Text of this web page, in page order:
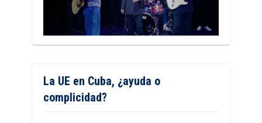
La UE en Cuba, ¿ayuda o
complicidad?